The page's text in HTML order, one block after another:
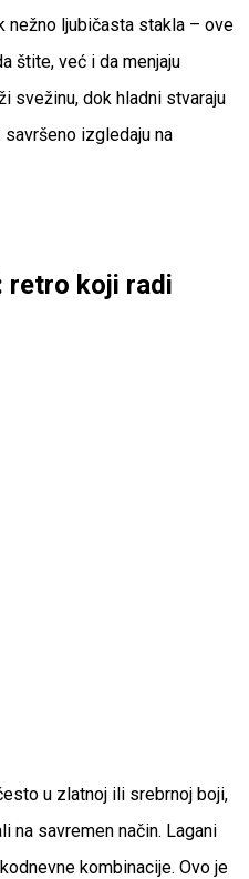
nežno ljubičasta stakla – ove
štite, već i da menjaju
svežinu, dok hladni stvaraju
izgledaju na
retro koji radi
u zlatnoj ili srebrnoj boji,
na savremen način. Lagani
kombinacije. Ovo je